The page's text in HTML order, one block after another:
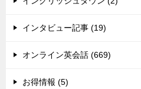
インタビュー記事 (19)
オンライン英会話 (669)
お得情報 (5)